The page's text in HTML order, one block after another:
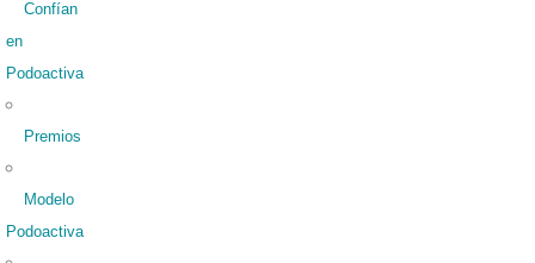
Confían
en
Podoactiva
Premios
Modelo
Podoactiva